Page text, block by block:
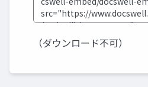
（ダウンロード不可）